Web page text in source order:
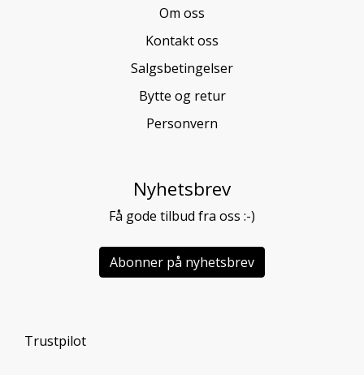
Om oss
Kontakt oss
Salgsbetingelser
Bytte og retur
Personvern
Nyhetsbrev
Få gode tilbud fra oss :-)
Abonner på nyhetsbrev
Trustpilot